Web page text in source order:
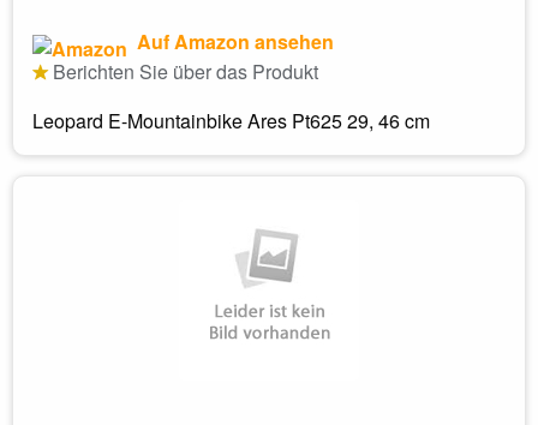
Auf Amazon ansehen
Berichten Sie über das Produkt
Leopard E-Mountainbike Ares Pt625 29, 46 cm